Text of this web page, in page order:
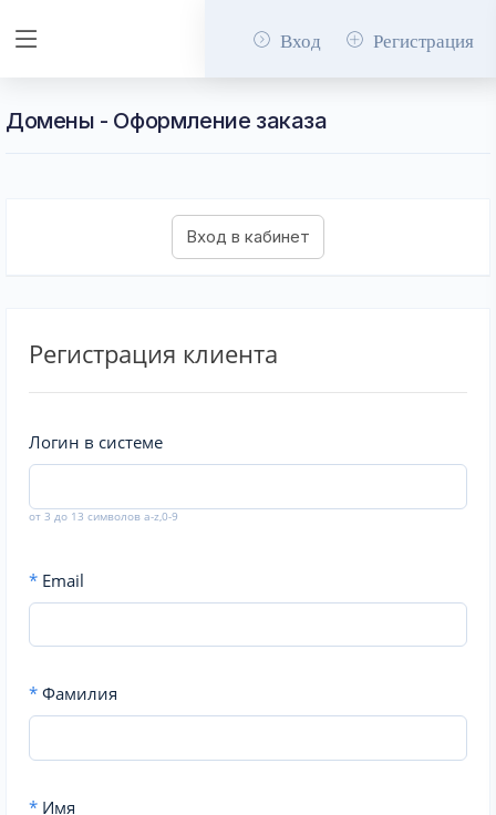
Вход Регистрация
Домены - Оформление заказа
Регистрация клиента
Логин в системе
от 3 до 13 символов a-z,0-9
* Email
* Фамилия
* Имя